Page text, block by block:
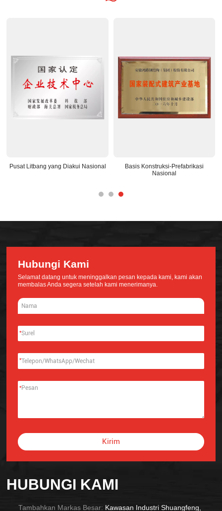
Pusat Litbang yang Diakui Nasional
Basis Konstruksi-Prefabrikasi
Nasional
HUBUNGI KAMI
Tambahkan Markas Besar: Kawasan Industri Shuangfeng,
Hubungi Kami
Selamat datang untuk meninggalkan pesan kepada kami, kami akan
membalas Anda segera setelah kami menerimanya.
*
*
*
Kirim